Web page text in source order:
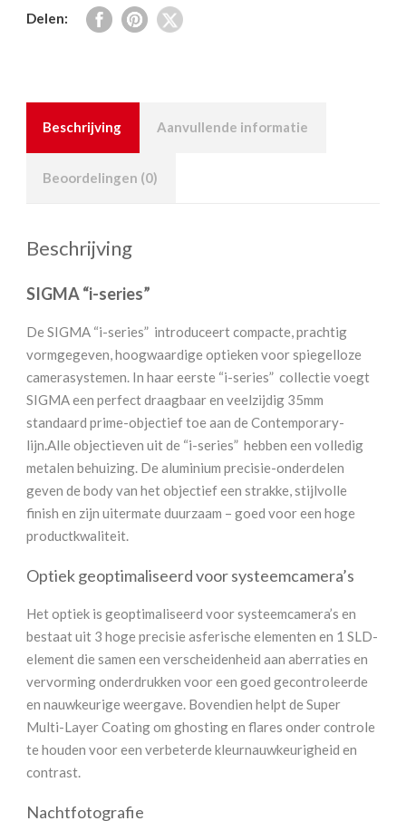
Delen:
Beschrijving Aanvullende informatie
Beoordelingen (0)
Beschrijving
SIGMA “i-series”
De SIGMA “i-series” introduceert compacte, prachtig
vormgegeven, hoogwaardige optieken voor spiegelloze
camerasystemen. In haar eerste “i-series” collectie voegt
SIGMA een perfect draagbaar en veelzijdig 35mm
standaard prime-objectief toe aan de Contemporary-
lijn.Alle objectieven uit de “i-series” hebben een volledig
metalen behuizing. De aluminium precisie-onderdelen
geven de body van het objectief een strakke, stijlvolle
finish en zijn uitermate duurzaam – goed voor een hoge
productkwaliteit.
Optiek geoptimaliseerd voor systeemcamera’s
Het optiek is geoptimaliseerd voor systeemcamera’s en
bestaat uit 3 hoge precisie asferische elementen en 1 SLD-
element die samen een verscheidenheid aan aberraties en
vervorming onderdrukken voor een goed gecontroleerde
en nauwkeurige weergave. Bovendien helpt de Super
Multi-Layer Coating om ghosting en flares onder controle
te houden voor een verbeterde kleurnauwkeurigheid en
contrast.
Nachtfotografie